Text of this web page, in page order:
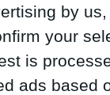
by
your
is
ads based